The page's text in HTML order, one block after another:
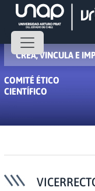
CREA, VINCULA E
COMITÉ ÉTICO
CIENTÍFICO